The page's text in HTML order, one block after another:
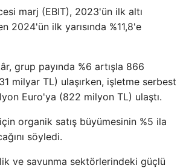
marj (EBIT), 2023'ün ilk altı
2024'ün ilk yarısında %11,8'e
grup payında %6 artışla 866
milyar TL) ulaşırken, işletme serbest
Euro'ya (822 milyon TL) ulaştı.
organik satış büyümesinin %5 ila
söyledi.
ve savunma sektörlerindeki güçlü